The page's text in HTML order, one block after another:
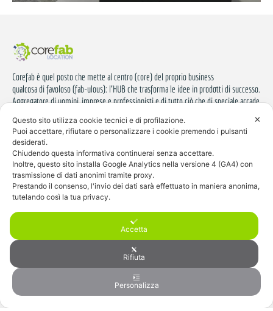
Corefab è quel posto che mette al centro (core) del proprio business
qualcosa di favoloso (fab-ulous): l'HUB che trasforma le idee in prodotti di successo.
Aggregatore di uomini, imprese e professionisti e di tutto ciò che di speciale accade
(+39) 393.98.63.525
location@corefab.it
Via Po, 77 20032 Cormano (MI)
Copyright 2023 @ Corefab Location
Privacy policy
✕
Questo sito utilizza cookie tecnici e di profilazione.
Puoi accettare, rifiutare o personalizzare i cookie premendo i pulsanti
desiderati.
Chiudendo questa informativa continuerai senza accettare.
Inoltre, questo sito installa Google Analytics nella versione 4 (GA4) con
trasmissione di dati anonimi tramite proxy.
Prestando il consenso, l'invio dei dati sarà effettuato in maniera anonima,
tutelando così la tua privacy.
Accetta
Rifiuta
Personalizza